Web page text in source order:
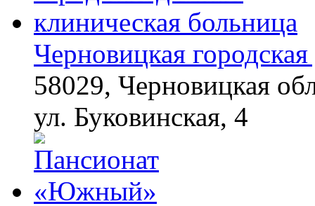
Черновицкая
58029, Черновицкая
ул. Буковинская, 4